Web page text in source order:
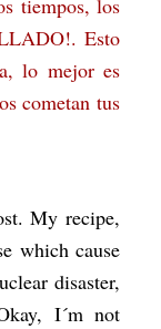
tiempos, los
Esto
lo mejor es
cometan tus
My recipe,
which cause
disaster,
I´m not